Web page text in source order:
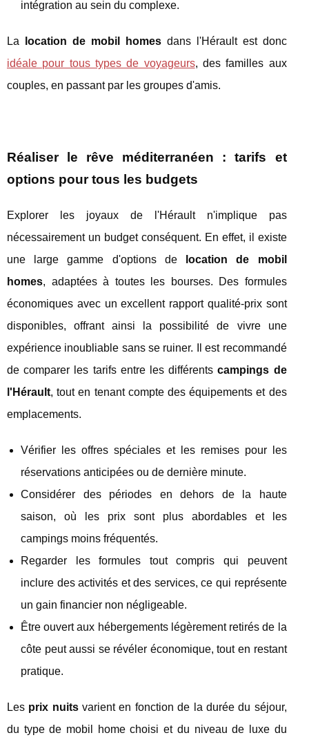
intégration au sein du complexe.
La location de mobil homesdans l'Hérault est donc
idéale pour tous types de voyageurs, des familles aux
couples, en passant par les groupes d'amis.
Réaliser le rêve méditerranéen : tarifs et
options pour tous les budgets
Explorer les joyaux de l'Hérault n'implique pas
nécessairement un budget conséquent. En effet, il existe
une large gamme d'options de
location de mobil
homes, adaptées à toutes les bourses. Des formules
économiques avec un excellent rapport qualité-prix sont
disponibles, offrant ainsi la possibilité de vivre une
expérience inoubliable sans se ruiner. Il est recommandé
de comparer les tarifs entre les différentscampings de
l'Hérault, tout en tenant compte des équipements et des
emplacements.
Vérifier les offres spéciales et les remises pour les
réservations anticipées ou de dernière minute.
Considérer des périodes en dehors de la haute
saison, où les prix sont plus abordables et les
campings moins fréquentés.
Regarder les formules tout compris qui peuvent
inclure des activités et des services, ce qui représente
un gain financier non négligeable.
Être ouvert aux hébergements légèrement retirés de la
côte peut aussi se révéler économique, tout en restant
pratique.
Les prix nuitsvarient en fonction de la durée du séjour,
du type de mobil home choisi et du niveau de luxe du